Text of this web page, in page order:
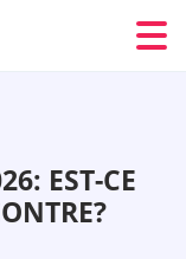
EST-CE